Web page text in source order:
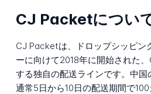
CJ Packetについ
CJ Packetは、ドロップシッピン
ーに向けて2018年に開始された
する独自の配送ラインです。中国
通常5日から10日の配送期間で